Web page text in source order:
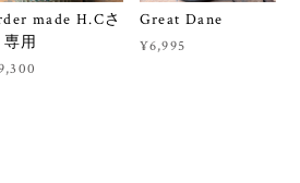
made H.Cさ
専用
Great Dane
¥6,995